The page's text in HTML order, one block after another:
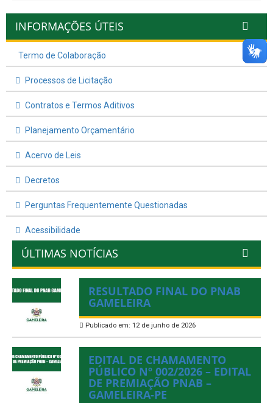
INFORMAÇÕES ÚTEIS
Termo de Colaboração
Processos de Licitação
Contratos e Termos Aditivos
Planejamento Orçamentário
Acervo de Leis
Decretos
Perguntas Frequentemente Questionadas
Acessibilidade
ÚLTIMAS NOTÍCIAS
RESULTADO FINAL DO PNAB
GAMELEIRA
Publicado em: 12 de junho de 2026
EDITAL DE CHAMAMENTO
PÚBLICO Nº 002/2026 – EDITAL
DE PREMIAÇÃO PNAB –
GAMELEIRA-PE